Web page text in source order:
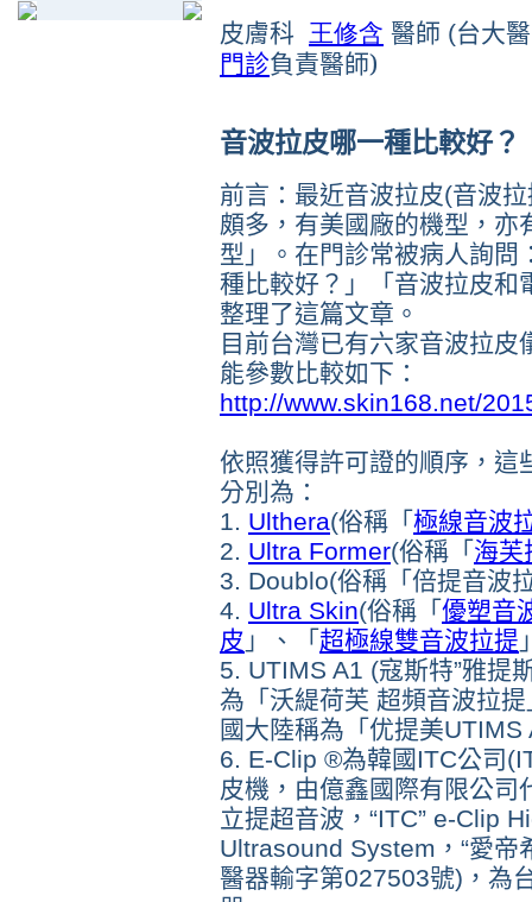
皮膚科 王修含 醫師 (台大
門診負責醫師)
音波拉皮哪一種比較好？
前言：最近音波拉皮(音波
頗多，有美國廠的機型，亦
型」。在門診常被病人詢問
種比較好？」「音波拉皮和
整理了這篇文章。
目前台灣已有六家音波拉
能參數比較如下：
http://www.skin168.net/
依照獲得許可證的順序，這
分別為：
1. Ulthera(俗稱「 極線音波
2. Ultra Former(俗稱「 海芙
3. Doublo(俗稱「倍提音波
4. Ultra Skin(俗稱「 優塑音
皮 」 、「 超極線雙音波拉提
5. UTIMS A1 (寇斯特”雅提
為「沃緹荷芙 超頻音波拉
國大陸稱為「优提美
6. E-Clip ®為韓國ITC公司
皮機，由億鑫國際有限公
立提超音波， “ITC” e-Clip
Ultrasound System， “愛帝
醫器輸字第027503號)，為